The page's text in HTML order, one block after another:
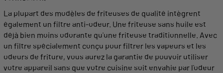
La plupart des modèles de friteuses de qualité intègrent
également un filtre anti-odeur. Une friteuse sans huile est
déjà bien moins odorante qu'une friteuse traditionnelle. Avec
un filtre spécialement conçu pour filtrer les vapeurs et les
odeurs de friture, vous aurez la garantie de pouvoir utiliser
votre appareil sans que votre cuisine soit envahie par l'odeur